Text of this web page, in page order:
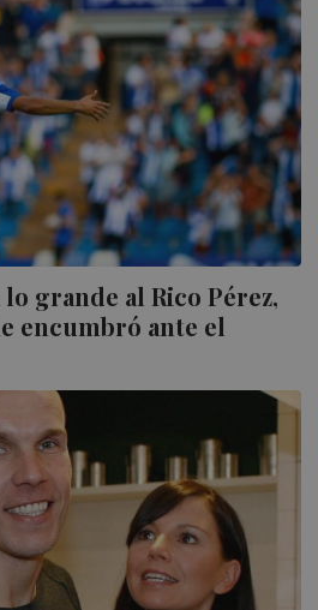
grande al Rico Pérez,
encumbró ante el